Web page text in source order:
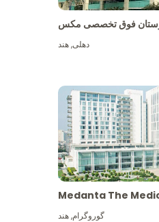
فوق تخصصی مکس
دهلی,هند
Medanta The
گوروگرام,هند